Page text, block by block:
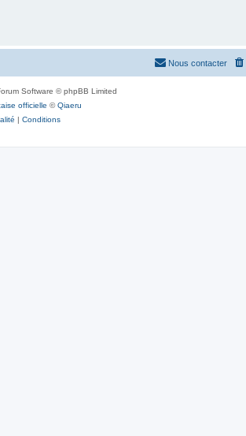
Nous contacter
Software © phpBB Limited
officielle ©Qiaeru
| Conditions